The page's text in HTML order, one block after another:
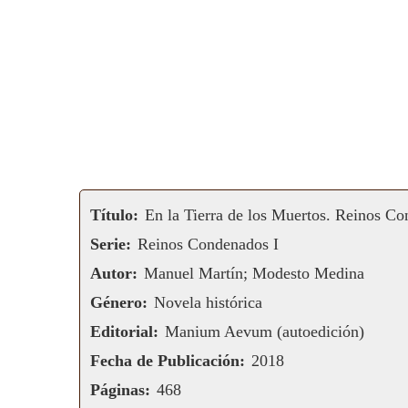
Título: En la Tierra de los Muertos. Reinos
Serie: Reinos Condenados I
Autor: Manuel Martín; Modesto Medina
Género: Novela histórica
Editorial: Manium Aevum (autoedición)
Fecha de Publicación: 2018
Páginas: 468